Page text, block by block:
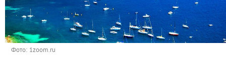
Фото: 1zoom.ru